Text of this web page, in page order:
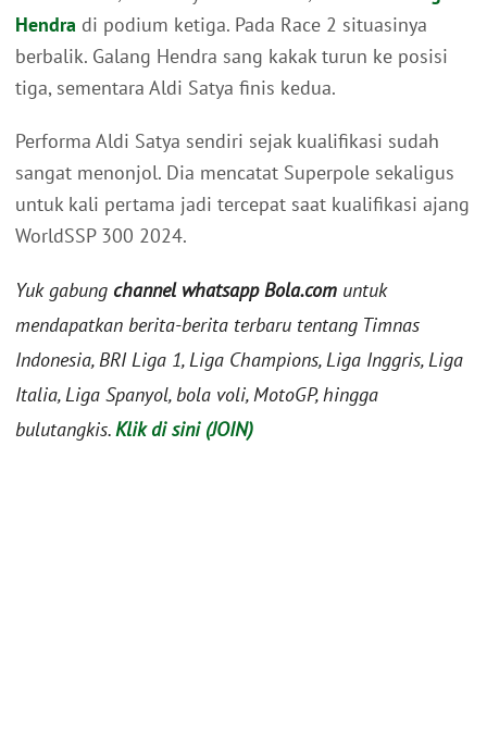
Hendra di podium ketiga. Pada Race 2 situasinya
berbalik. Galang Hendra sang kakak turun ke posisi
tiga, sementara Aldi Satya finis kedua.
Performa Aldi Satya sendiri sejak kualifikasi sudah
sangat menonjol. Dia mencatat Superpole sekaligus
untuk kali pertama jadi tercepat saat kualifikasi ajang
WorldSSP 300 2024.
Yuk gabung channel whatsapp Bola.com untuk
mendapatkan berita-berita terbaru tentang Timnas
Indonesia, BRI Liga 1, Liga Champions, Liga Inggris, Liga
Italia, Liga Spanyol, bola voli, MotoGP, hingga
bulutangkis.Klik di sini (JOIN)